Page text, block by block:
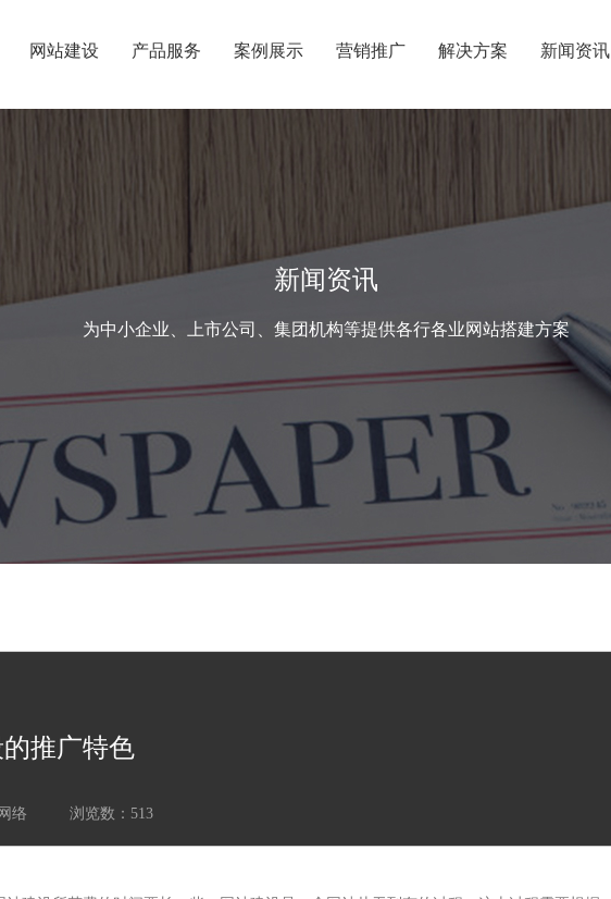
网站建设 产品服务 案例展示 营销推广 解决方案 新闻资讯
新闻资讯
为中小企业、上市公司、集团机构等提供各行各业网站搭建方案
推广特色
络 浏览数： 513